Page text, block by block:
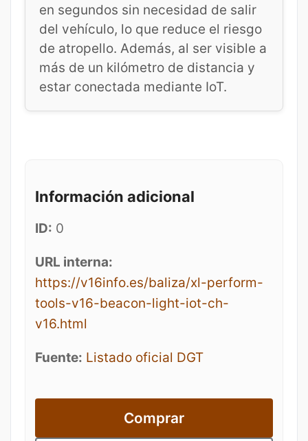
en segundos sin necesidad de salir
del vehículo, lo que reduce el riesgo
de atropello. Además, al ser visible a
más de un kilómetro de distancia y
estar conectada mediante IoT.
Información adicional
ID: 0
URL interna:
https://v16info.es/baliza/xl-perform-
tools-v16-beacon-light-iot-ch-
v16.html
Fuente: Listado oficial DGT
Comprar